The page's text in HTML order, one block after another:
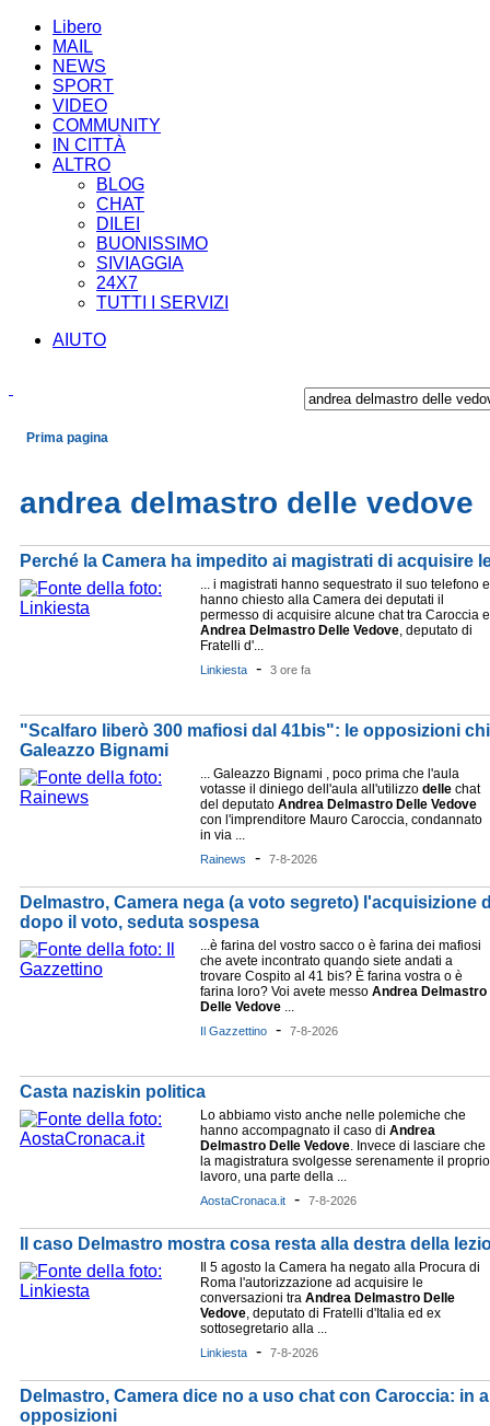
Libero
MAIL
NEWS
SPORT
VIDEO
COMMUNITY
IN CITTÀ
ALTRO
BLOG
CHAT
DILEI
BUONISSIMO
SIVIAGGIA
24X7
TUTTI I SERVIZI
AIUTO
Prima pagina
andrea delmastro delle vedove
Perché la Camera ha impedito ai magistrati di acquisire
... i magistrati hanno sequestrato il suo telefono e
hanno chiesto alla Camera dei deputati il
permesso di acquisire alcune chat tra Caroccia e
Andrea Delmastro Delle Vedove, deputato di
Fratelli d'...
Linkiesta - 3 ore fa
"Scalfaro liberò 300 mafiosi dal 41bis": le opposizioni
Galeazzo Bignami
... Galeazzo Bignami , poco prima che l'aula
votasse il diniego dell'aula all'utilizzo delle chat
del deputato Andrea Delmastro Delle Vedove
con l'imprenditore Mauro Caroccia, condannato
in via ...
Rainews - 7-8-2026
Delmastro, Camera nega (a voto segreto) l'acquisizione
dopo il voto, seduta sospesa
...è farina del vostro sacco o è farina dei mafiosi
che avete incontrato quando siete andati a
trovare Cospito al 41 bis? È farina vostra o è
farina loro? Voi avete messo Andrea Delmastro
Delle Vedove ...
Il Gazzettino - 7-8-2026
Casta naziskin politica
Lo abbiamo visto anche nelle polemiche che
hanno accompagnato il caso di Andrea
Delmastro Delle Vedove. Invece di lasciare che
la magistratura svolgesse serenamente il proprio
lavoro, una parte della ...
AostaCronaca.it - 7-8-2026
Il caso Delmastro mostra cosa resta alla destra della
Il 5 agosto la Camera ha negato alla Procura di
Roma l'autorizzazione ad acquisire le
conversazioni tra Andrea Delmastro Delle
Vedove, deputato di Fratelli d'Italia ed ex
sottosegretario alla ...
Linkiesta - 7-8-2026
Delmastro, Camera dice no a uso chat con Caroccia: in
opposizioni